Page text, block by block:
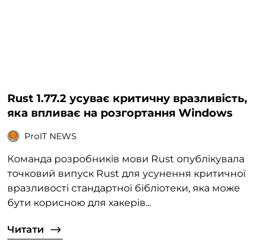
Rust 1.77.2 усуває критичну вразливість,
яка впливає на розгортання Windows
ProIT NEWS
Команда розробників мови Rust опублікувала
точковий випуск Rust для усунення критичної
вразливості стандартної бібліотеки, яка може
бути корисною для хакерів...
Читати